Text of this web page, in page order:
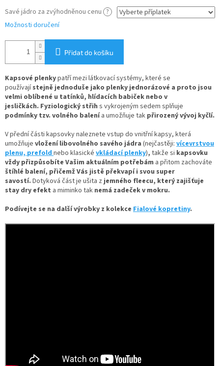
Savé jádro za zvýhodněnou cenu ?
Možnosti doručení
Přidat do košíku
Kapsové plenkypatří mezi látkovací systémy, které se
používajístejně jednoduše jako plenky jednorázové a proto jsou
velmi oblíbené u tatínků, hlídacích babiček nebo v
jesličkách. Fyziologický střih s vykrojeným sedem splňuje
podmínky tzv. volného balenía umožňuje tak přirozený vývoj kyčlí.
Vpřední části kapsovky naleznete vstup do vnitřní kapsy, která
umožňuje vloženílibovolného savého jádra (nejčastěji: vícevrstvou
plenu,prefoldnebo klasické vkládací plenky), takže si kapsovku
vždy přizpůsobíte Vašim aktuálním potřebám a přitom zachováte
štíhlé balení, přičemž Vás jistě překvapí i svou super
savostí. Dotyková část je ušita zjemného fleecu, který zajišťuje
stay dry efekt a miminko tak nemá zadeček v mokru.
Podívejte se na další výrobky z kolekce Fialové kopretiny.